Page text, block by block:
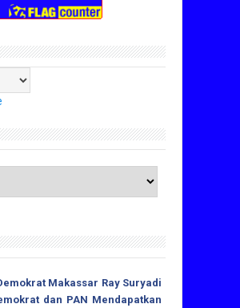
Makassar Ray Suryadi
dan PAN Mendapatkan